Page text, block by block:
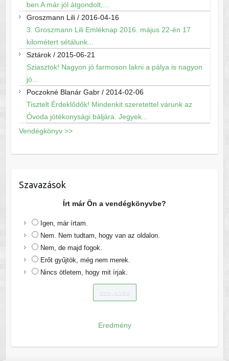
ben A már jól átgondolt,...
Groszmann Lili/ 2016-04-16
3. Groszmann Lili Emléknap 2016. május 22-én 17
kilométert sétálunk...
Sztárok/ 2015-06-21
Sziasztok! Nagyon jó farmoson lakni a pálya is nagyon
jó...
Poczokné Blanár Gabr/ 2014-02-06
Tisztelt Érdeklődők! Mindenkit szeretettel várunk az
Óvoda jótékonysági báljára. Jegyek...
Vendégkönyv >>
Szavazások
Írt már Ön a vendégkönyvbe?
Igen, már írtam.
Nem. Nem tudtam, hogy van az oldalon.
Nem, de majd fogok.
Erőt gyűjtök, még nem merek.
Nincs ötletem, hogy mit írjak.
Eredmény